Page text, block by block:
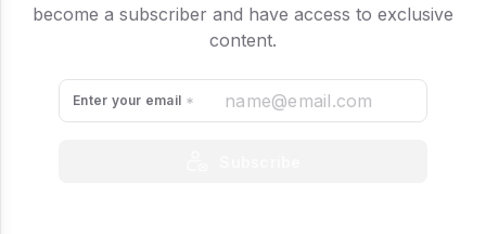
become a subscriber and have access to exclusive
content.
Enter your email